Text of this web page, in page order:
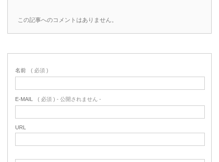
この記事へのコメントはありません。
名前 ( 必須 )
E-MAIL ( 必須 ) - 公開されません -
URL